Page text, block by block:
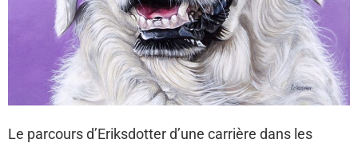
Le parcours d’Eriksdotter d’une carrière dans les